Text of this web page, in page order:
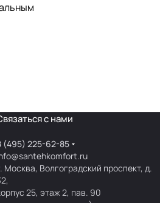
с нами
(495) 225-62-85
Москва, Волгоградский проспект, д.
25, этаж 2, пав. 90